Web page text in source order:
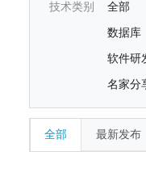
技术类别 全部
数据库
软件研
名家分
全部 最新发布